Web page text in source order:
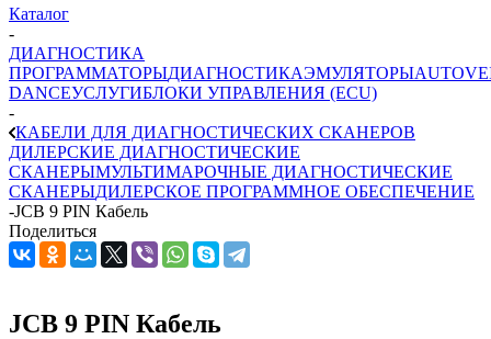
Каталог
-
ДИАГНОСТИКА
ПРОГРАММАТОРЫДИАГНОСТИКАЭМУЛЯТОРЫ
DANCEУСЛУГИБЛОКИ УПРАВЛЕНИЯ (ECU)
-
КАБЕЛИ ДЛЯ ДИАГНОСТИЧЕСКИХ СКАНЕРОВ
ДИЛЕРСКИЕ ДИАГНОСТИЧЕСКИЕ
СКАНЕРЫМУЛЬТИМАРОЧНЫЕ ДИАГНОСТИЧЕСКИЕ
СКАНЕРЫДИЛЕРСКОЕ ПРОГРАММНОЕ ОБЕСПЕЧЕНИЕ
-JCB 9 PIN Кабель
Поделиться
JCB 9 PIN Кабель